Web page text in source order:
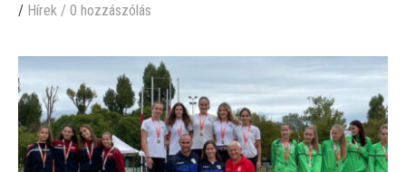
/ Hírek / 0 hozzászólás